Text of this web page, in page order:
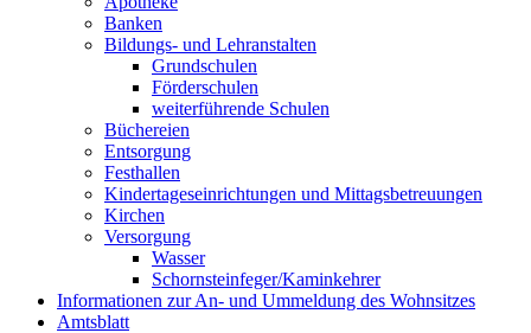
Banken
Bildungs- und Lehranstalten
Grundschulen
Förderschulen
weiterführende Schulen
Büchereien
Entsorgung
Festhallen
Kindertageseinrichtungen und Mittagsbetreuungen
Kirchen
Versorgung
Wasser
Schornsteinfeger/Kaminkehrer
Informationen zur An- und Ummeldung des Wohnsitzes
Amtsblatt